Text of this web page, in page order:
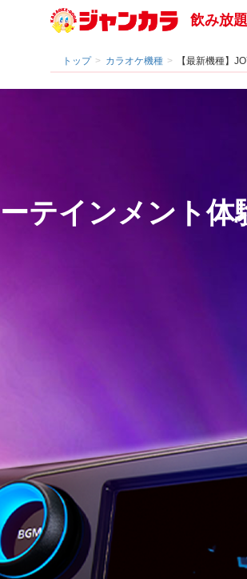
飲み放
トップ カラオケ機種 【最新機種】
テインメント体